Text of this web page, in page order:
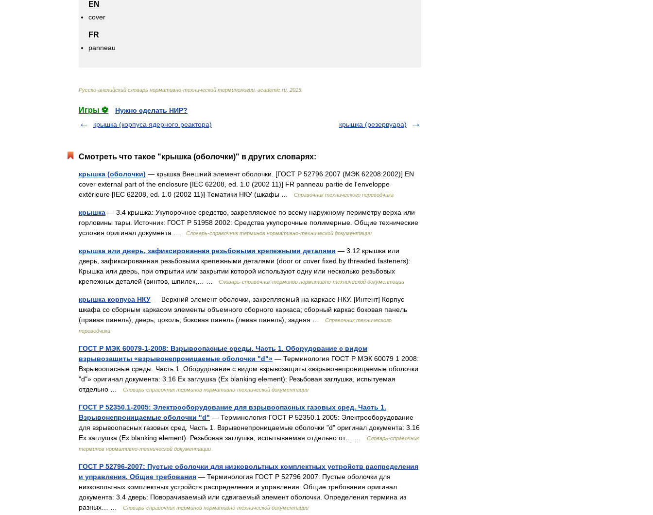
EN
cover
FR
panneau
Русско-английский словарь нормативно-технической терминологии academic ru 2015
Игры ⚽
Нужно сделать НИР?
крышка (корпуса ядерного реактора)
крышка (резервуара)
Смотреть что такое "крышка (оболочки)" в других словарях:
крышка (оболочки) — крышка Внешний элемент оболочки. [ГОСТ Р 52796 2007 (МЭК 62208:2002)] EN
cover external part of the enclosure [IEC 62208, ed. 1.0 (2002 11)] FR panneau partie de l'enveloppe
extérieure [IEC 62208, ed. 1.0 (2002 11)] Тематики НКУ (шкафы …
Справочник технического переводчика
крышка — 3.4 крышка: Укупорочное средство, закрепляемое по всему наружному периметру верха или
горловины тары. Источник: ГОСТ Р 51958 2002: Средства укупорочные полимерные. Общие технические
условия оригинал документа …
Словарь-справочник терминов нормативно-технической документации
крышка или дверь, зафиксированная резьбовыми крепежными деталями — 3.12 крышка или
дверь, зафиксированная резьбовыми крепежными деталями (door or cover fixed by threaded fasteners):
Крышка или дверь, при открытии или закрытии которой используют одну или несколько резьбовых
крепежных деталей (винтов, шпилек,… …
Словарь-справочник терминов нормативно-технической документации
крышка корпуса НКУ — Верхний элемент оболочки, закрепляемый на каркасе НКУ. [Интент] Корпус
шкафа со сборным каркасом элементы объемного сборного каркаса; сборный каркас боковая панель
(правая панель); дверь; цоколь; боковая панель (левая панель); задняя …
Справочник технического
переводчика
ГОСТ Р МЭК 60079-1-2008: Взрывоопасные среды. Часть 1. Оборудование с видом
взрывозащиты «взрывонепроницаемые оболочки "d"» — Терминология ГОСТ Р МЭК 60079 1 2008:
Взрывоопасные среды. Часть 1. Оборудование с видом взрывозащиты «взрывонепроницаемые оболочки
"d"» оригинал документа: 3.16 Ex заглушка (Ex blanking element): Резьбовая заглушка, испытуемая
отдельно …
Словарь-справочник терминов нормативно-технической документации
ГОСТ Р 52350.1-2005: Электрооборудование для взрывоопасных газовых сред. Часть 1.
Взрывонепроницаемые оболочки "d" — Терминология ГОСТ Р 52350.1 2005: Электрооборудование
для взрывоопасных газовых сред. Часть 1. Взрывонепроницаемые оболочки "d" оригинал документа: 3.16
Ex заглушка (Ex blanking element): Резьбовая заглушка, испытываемая отдельно от… …
Словарь-справочник
терминов нормативно-технической документации
ГОСТ Р 52796-2007: Пустые оболочки для низковольтных комплектных устройств распределения
и управления. Общие требования — Терминология ГОСТ Р 52796 2007: Пустые оболочки для
низковольтных комплектных устройств распределения и управления. Общие требования оригинал
документа: 3.4 дверь: Поворачиваемый или сдвигаемый элемент оболочки. Определения термина из
разных… …
Словарь-справочник терминов нормативно-технической документации